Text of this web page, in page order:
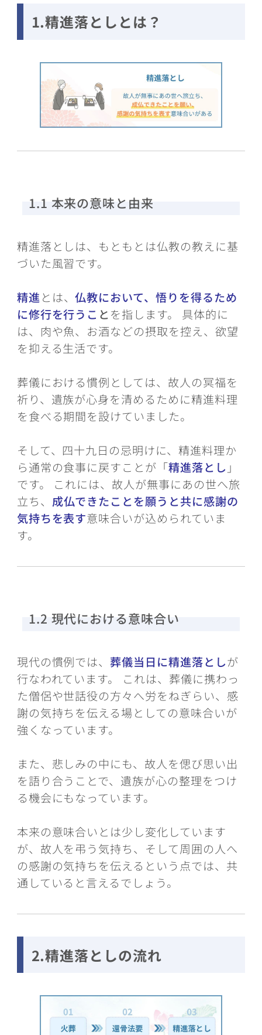
1.精進落としとは？
1.1 本来の意味と由来
精進落としは、もともとは仏教の教えに基
づいた風習です。
精進とは、仏教において、悟りを得るため
に修行を行うこ と を指します。 具体的に
は、肉や魚、お酒などの摂取を控え、欲望
を抑える生活です。
葬儀における慣例としては、故人の冥福を
祈り、遺族が心身を清めるために精進料理
を食べる期間を設けていました。
そして、四十九日の忌明けに、精進料理か
ら通常の食事に戻すことが「精進落とし 」
です。 これには、故人が無事にあの世へ旅
立ち、 成仏できたことを願うと共に感謝の
気持ちを表す意味合いが込められていま
す。
1.2 現代における意味合い
現代の慣例では、葬儀当日に精進落としが
行なわれています。 これは、葬儀に携わっ
た僧侶や世話役の方々へ労をねぎらい、感
謝の気持ちを伝える場としての意味合いが
強くなっています。
また、悲しみの中にも、故人を偲び思い出
を語り合うことで、遺族が心の整理をつけ
る機会にもなっています。
本来の意味合いとは少し変化しています
が、故人を弔う気持ち、そして周囲の人へ
の感謝の気持ちを伝えるという点では、共
通していると言えるでしょう。
2.精進落としの流れ